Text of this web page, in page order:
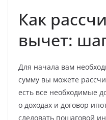
Как
вычет:
Для начала вам
сумму вы можете
есть все необходимые
о доходах и договор
следовать пошаговой